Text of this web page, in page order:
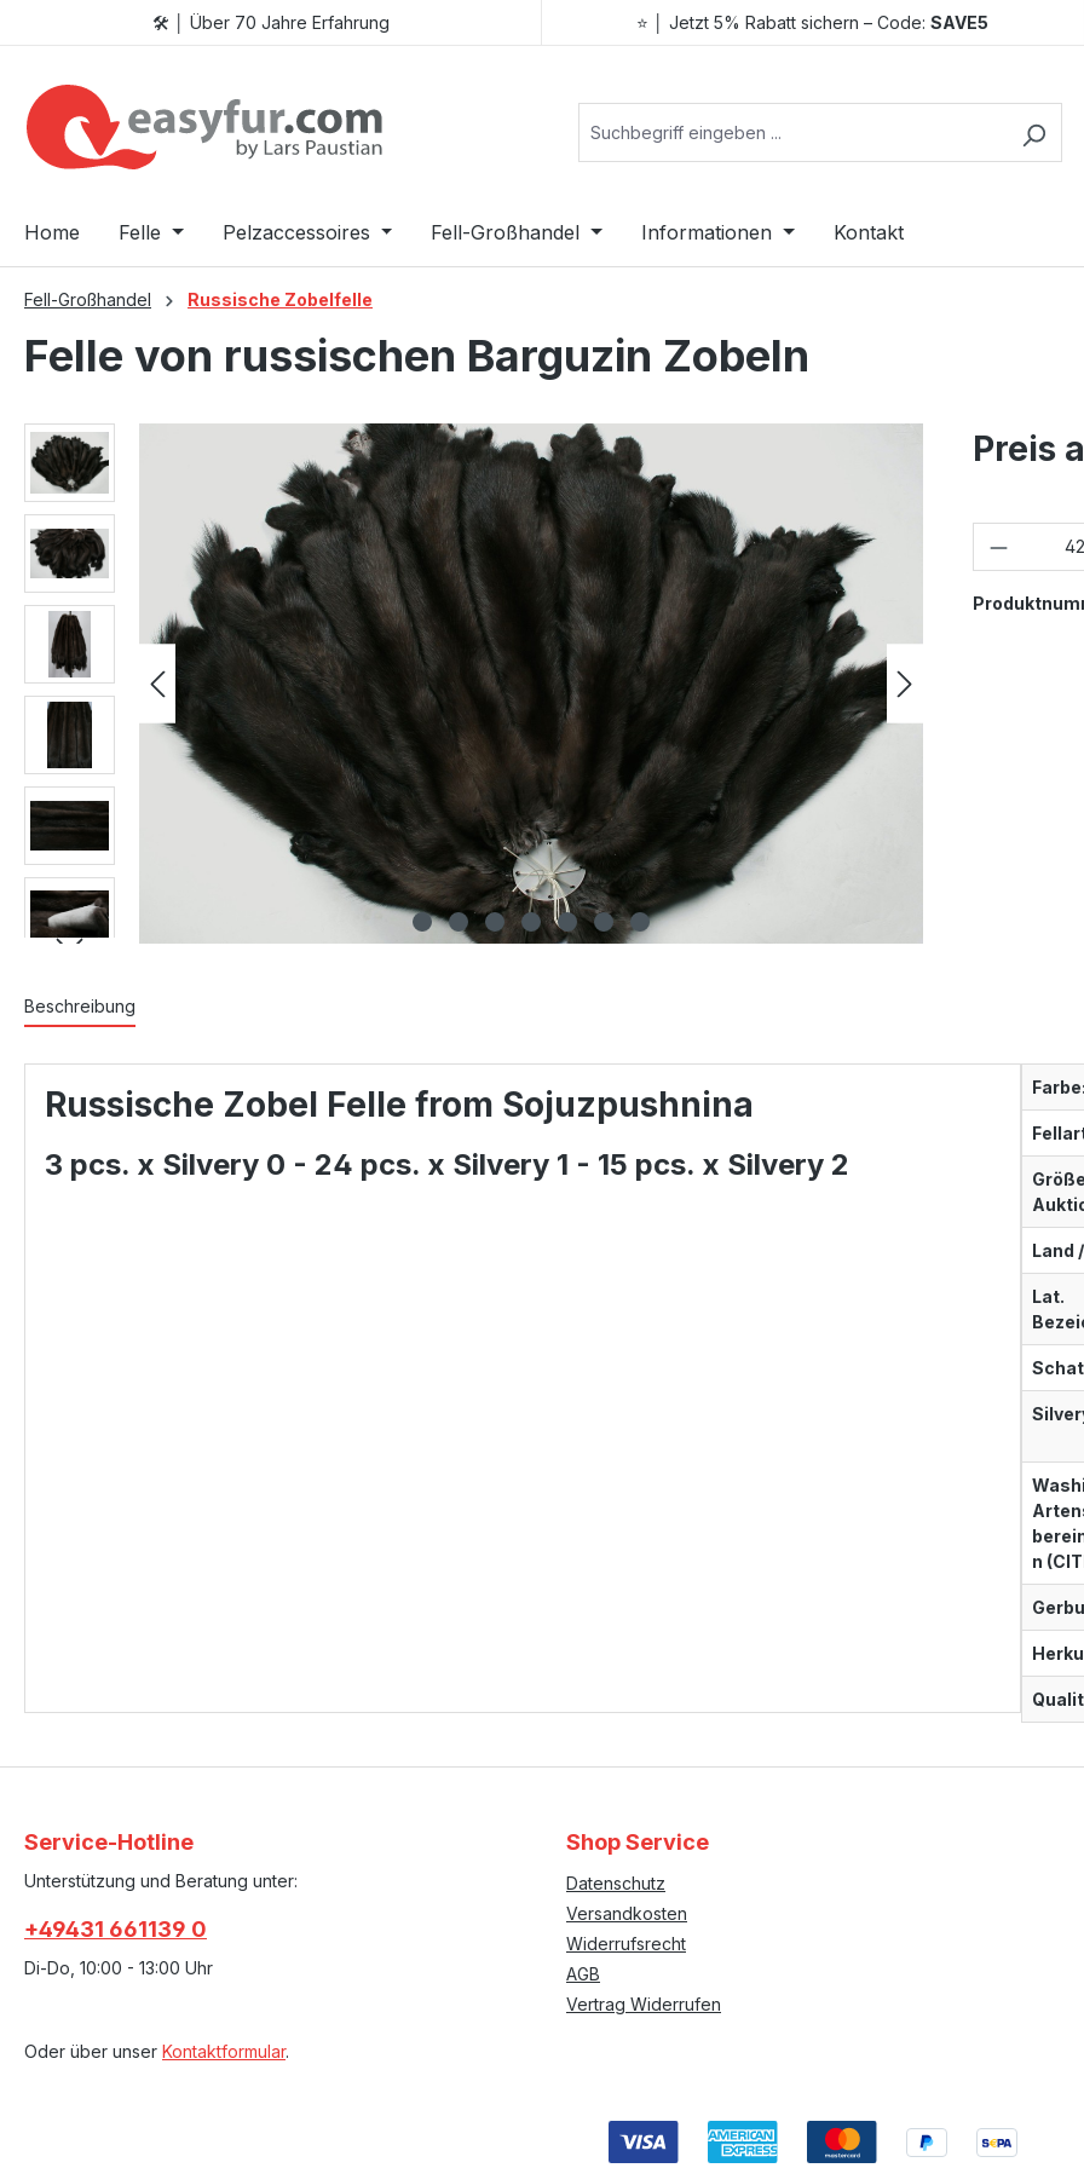
Hauptinhalt springen
Zur Suche springen
Zur Hauptnavigation springen
🛠️ │ Über 70 Jahre Erfahrung ⭐ │ Jetzt 5% Rabatt sichern – Code:SAVE5
Home Felle Pelzaccessoires Fell-Großhandel Informationen Kontakt
Fell-Großhandel Russische Zobelfelle
Felle von russischen Barguzin Zobeln
Bildergalerie überspringen Preis
Beschreibung
Russische Zobel Felle from Sojuzpushnina
3 pcs. x Silvery 0 - 24 pcs. x Silvery 1 - 15 pcs. x Silvery 2
Farbe:
Land
Lat.
n
Service-Hotline
Unterstützung und Beratung unter:
+49431 661139 0
Di-Do, 10:00 - 13:00 Uhr
Oder über unser Kontaktformular.
Shop Service
Datenschutz
Versandkosten
Widerrufsrecht
AGB
Vertrag Widerrufen